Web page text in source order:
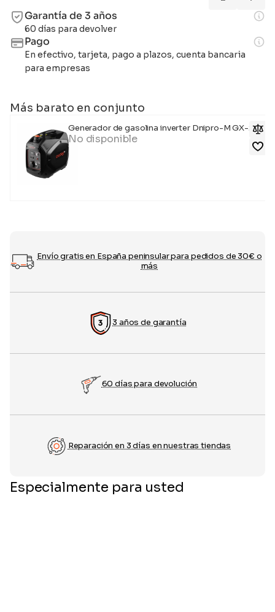
Garantía de 3 años
60 días para devolver
Pago
En efectivo, tarjeta, pago a plazos, cuenta bancaria
para empresas
Más barato en conjunto
Generador de gasolina inverter Dnipro-M GX-20I
No disponible
Envío gratis en España peninsular para pedidos de 30€ o
más
3 años de garantía
60 días para devolución
Reparación en 3 días en nuestras tiendas
Especialmente para usted